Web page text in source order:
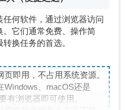
何软件，通过浏览器访问
。它们通常免费、操作简
换任务的首选。
页即用，不占用系统资源。
Windows、macOS还是
有浏览器即可使用。